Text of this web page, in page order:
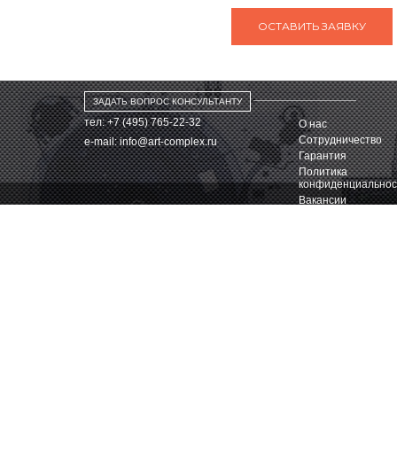
ЗАДАТЬ ВОПРОС КОНСУЛЬТАНТУ
тел: +7 (495) 765-22-32
e-mail:info@art-complex.ru
О нас
Сотрудничество
Гарантия
Политика
Вакансии